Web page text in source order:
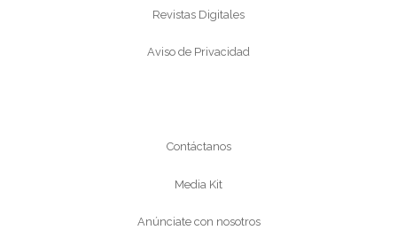
Revistas Digitales
Aviso de Privacidad
Contáctanos
Media Kit
Anúnciate con nosotros